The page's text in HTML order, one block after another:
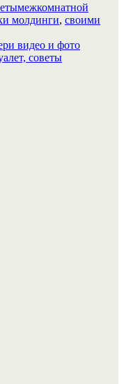
межкомнатной
молдинги, своими
видео и фото
советы